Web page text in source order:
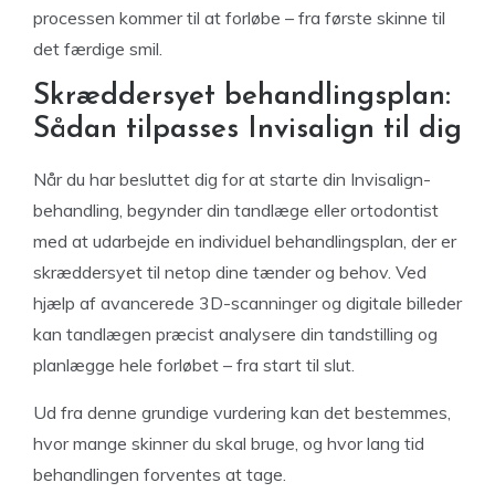
processen kommer til at forløbe – fra første skinne til
det færdige smil.
Skræddersyet behandlingsplan:
Sådan tilpasses Invisalign til dig
Når du har besluttet dig for at starte din Invisalign-
behandling, begynder din tandlæge eller ortodontist
med at udarbejde en individuel behandlingsplan, der er
skræddersyet til netop dine tænder og behov. Ved
hjælp af avancerede 3D-scanninger og digitale billeder
kan tandlægen præcist analysere din tandstilling og
planlægge hele forløbet – fra start til slut.
Ud fra denne grundige vurdering kan det bestemmes,
hvor mange skinner du skal bruge, og hvor lang tid
behandlingen forventes at tage.